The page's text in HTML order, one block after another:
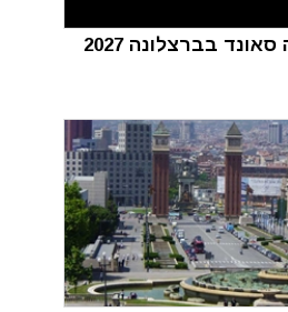
בברצלונה 2027